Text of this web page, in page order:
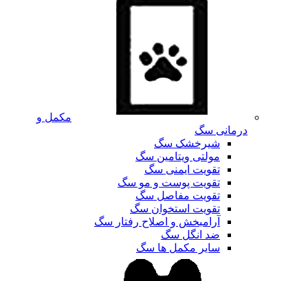
مکمل و
درمانی سگ
شیرخشک سگ
مولتی ویتامین سگ
تقویت ایمنی سگ
تقویت پوست و مو سگ
تقویت مفاصل سگ
تقویت استخوان سگ
آرامبخش و اصلاح رفتار سگ
ضد انگل سگ
سایر مکمل ها سگ